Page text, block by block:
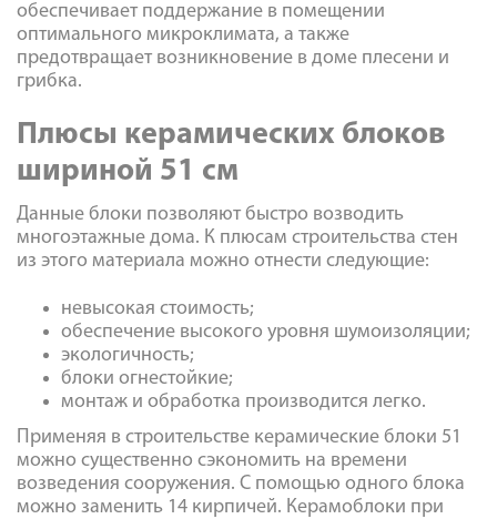
обеспечивает поддержание в помещении
оптимального микроклимата, а также
предотвращает возникновение в доме плесени и
грибка.
Плюсы керамических блоков
шириной 51 см
Данные блоки позволяют быстро возводить
многоэтажные дома. К плюсам строительства стен
из этого материала можно отнести следующие:
невысокая стоимость;
обеспечение высокого уровня шумоизоляции;
экологичность;
блоки огнестойкие;
монтаж и обработка производится легко.
Применяя в строительстве керамические блоки 51
можно существенно сэкономить на времени
возведения сооружения. С помощью одного блока
можно заменить 14 кирпичей. Керамоблоки при